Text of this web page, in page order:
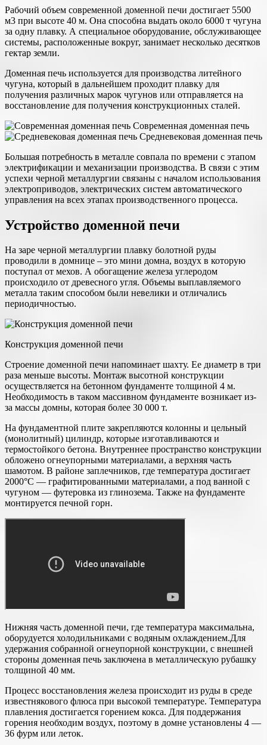
Рабочий объем современной доменной печи достигает 5500
м3 при высоте 40 м. Она способна выдать около 6000 т чугуна
за одну плавку. А специальное оборудование, обслуживающее
системы, расположенные вокруг, занимает несколько десятков
гектар земли.
Доменная печь используется для производства литейного
чугуна, который в дальнейшем проходит плавку для
получения различных марок чугунов или отправляется на
восстановление для получения конструкционных сталей.
Современная доменная печь
Средневековая доменная печь
Большая потребность в металле совпала по времени с этапом
электрификации и механизации производства. В связи с этим
успехи черной металлургии связаны с началом использования
электроприводов, электрических систем автоматического
управления на всех этапах производственного процесса.
Устройство доменной печи
На заре черной металлургии плавку болотной руды
проводили в домнице – это мини домна, воздух в которую
поступал от мехов. А обогащение железа углеродом
происходило от древесного угля. Объемы выплавляемого
металла таким способом были невелики и отличались
периодичностью.
Конструкция доменной печи
Строение доменной печи напоминает шахту. Ее диаметр в три
раза меньше высоты. Монтаж высотной конструкции
осуществляется на бетонном фундаменте толщиной 4 м.
Необходимость в таком массивном фундаменте возникает из-
за массы домны, которая более 30 000 т.
На фундаментной плите закрепляются колонны и цельный
(монолитный) цилиндр, которые изготавливаются и
термостойкого бетона. Внутреннее пространство конструкции
обложено огнеупорными материалами, а верхняя часть
шамотом. В районе заплечников, где температура достигает
2000°С — графитированными материалами, а под ванной с
чугуном — футеровка из глинозема. Также на фундаменте
монтируется печной горн.
Нижняя часть доменной печи, где температура максимальна,
оборудуется холодильниками с водяным охлаждением.Для
удержания собранной огнеупорной конструкции, с внешней
стороны доменная печь заключена в металлическую рубашку
толщиной 40 мм.
Процесс восстановления железа происходит из руды в среде
известнякового флюса при высокой температуре. Температура
плавления достигается горением кокса. Для поддержания
горения необходим воздух, поэтому в домне установлены 4 —
36 фурм или леток.